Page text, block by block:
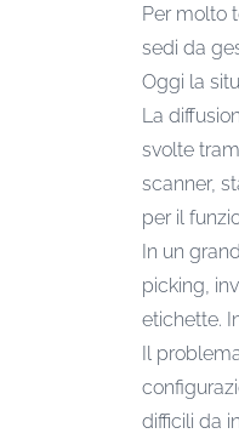
Per molto
sedi da
Oggi la
La
svolte
scanner,
per il
In un
picking,
etichette.
Il
difficili da